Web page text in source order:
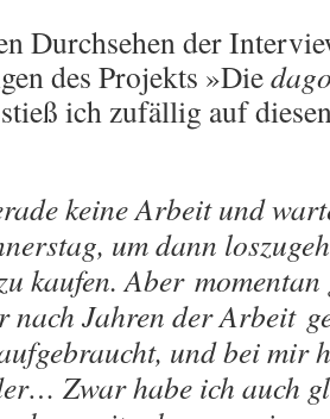
Durchsehen der
des Projekts »Die
ich zufällig auf
keine Arbeit und
um dann
kaufen. Aber
nach Jahren der Arbeit
und bei mir
Zwar habe ich auch